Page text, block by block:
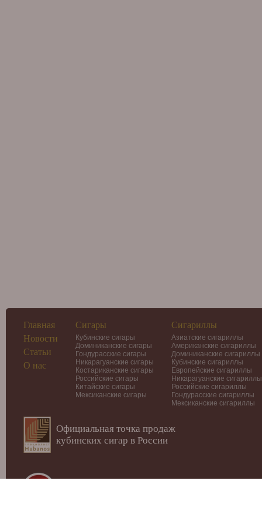
Главная
Новости
Статьи
О нас
Сигары
Кубинские сигары
Доминиканские сигары
Гондурасские сигары
Никарагуанские сигары
Костариканские сигары
Российские сигары
Китайские сигары
Мексиканские сигары
Сигариллы
Азиатские сигариллы
Американские сигариллы
Доминиканские сигариллы
Кубинские сигариллы
Европейские сигариллы
Никарагуанские сигариллы
Российские сигариллы
Гондурасские сигариллы
Мексиканские сигариллы
Официальная точка продаж
кубинских сигар в России